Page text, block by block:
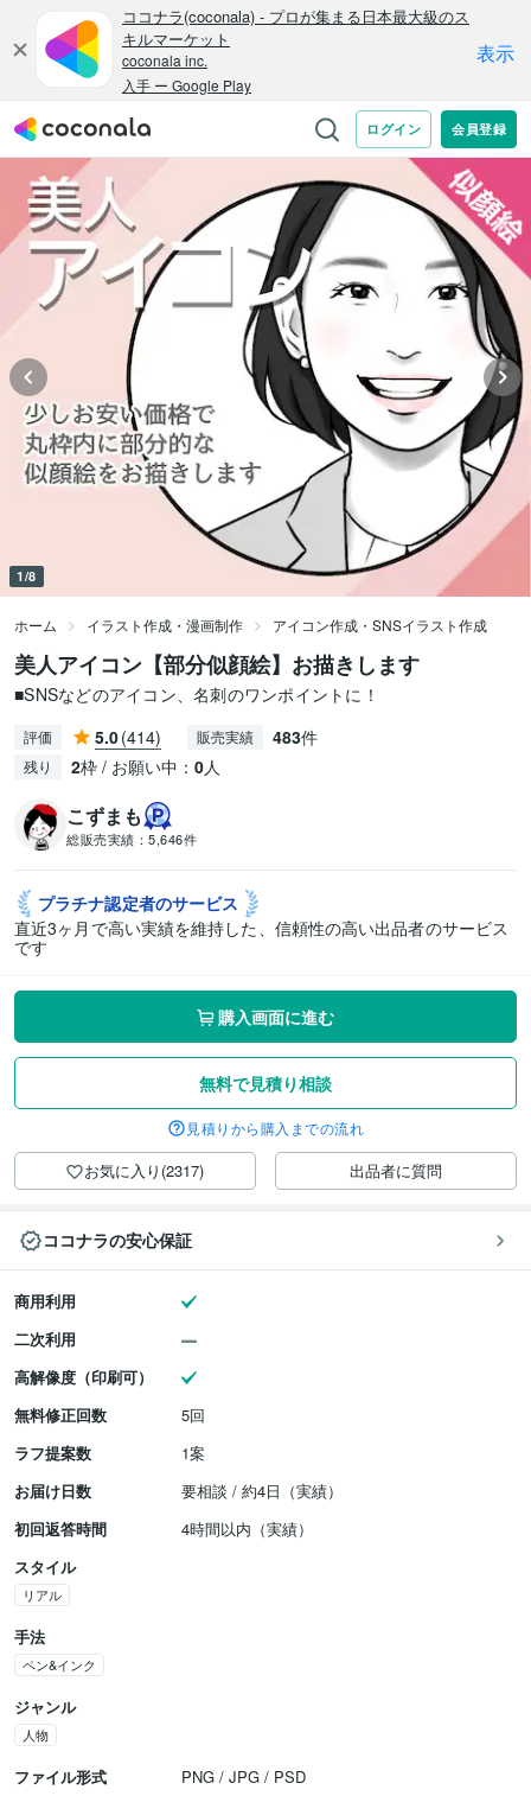
1/8
ホーム イラスト作成・漫画制作 アイコン作成・SNSイラスト作成
美人アイコン【部分似顔絵】お描きします
■SNSなどのアイコン、名刺のワンポイントに！
評価 5.0(414) 販売実績 483件
残り 2枠 / お願い中： 0人
こずまも
総販売実績： 5,646件
プラチナ認定者のサービス
直近3ヶ月で高い実績を維持した、信頼性の高い出品者のサービス
です
購入画面に進む
無料で見積り相談
見積りから購入までの流れ
お気に入り(2317) 出品者に質問
ココナラの安心保証
商用利用
二次利用
高解像度（印刷可）
無料修正回数
5回
ラフ提案数
1案
お届け日数
要相談 / 約4日（実績）
初回返答時間
4時間以内（実績）
スタイル
リアル
手法
ペン&インク
ジャンル
人物
ファイル形式 PNG / JPG / PSD